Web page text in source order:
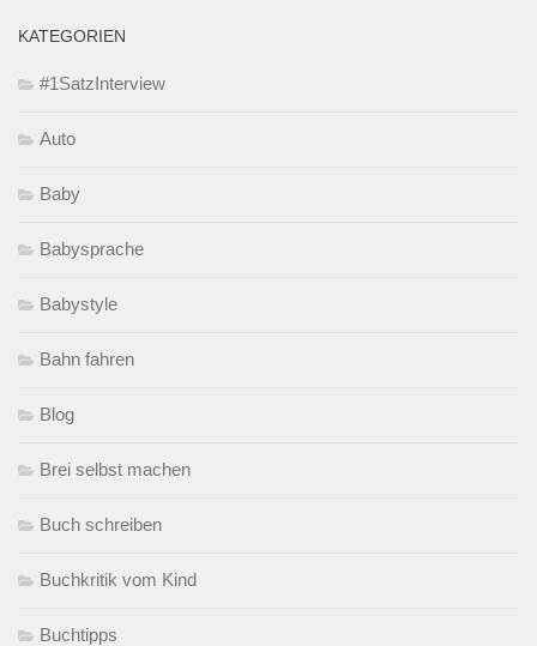
KATEGORIEN
#1SatzInterview
Auto
Baby
Babysprache
Babystyle
Bahn fahren
Blog
Brei selbst machen
Buch schreiben
Buchkritik vom Kind
Buchtipps